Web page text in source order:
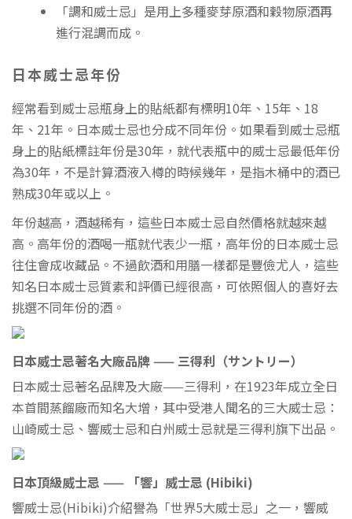
「調和威士忌」是用上多種麥芽原酒和穀物原酒再
進行混調而成。
日本威士忌年份
經常看到威士忌瓶身上的貼紙都有標明10年、15年、18
年、21年。日本威士忌也分成不同年份。如果看到威士忌瓶
身上的貼紙標註年份是30年，就代表瓶中的威士忌最低年份
為30年，不是計算酒液入樽的時候幾年，是指木桶中的酒已
熟成30年或以上。
年份越高，酒越稀有，這些日本威士忌自然價格就越來越
高。高年份的酒喝一瓶就代表少一瓶，高年份的日本威士忌
往住會成收藏品。不過飲酒和用膳一樣都是豐儉尤人，這些
知名日本威士忌質素和評價已經很高，可依照個人的喜好去
挑選不同年份的酒。
日本威士忌著名大廠品牌 —— 三得利（サントリー）
日本威士忌著名品牌及大廠——三得利，在1923年成立全日
本首間蒸餾廠而知名大增，其中受港人聞名的三大威士忌：
山崎威士忌、響威士忌和白州威士忌就是三得利旗下出品。
日本頂級威士忌 —— 「響」威士忌 (Hibiki)
響威士忌(Hibiki)介紹譽為「世界5大威士忌」之一，響威